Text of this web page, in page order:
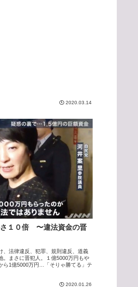
2020.03.14
１０倍 〜違法資金の晋
、法律違反、犯罪、規則違反、道義
。まさに晋犯人。１億5000万円もや
ら1億5000万円…「そりゃ勝てる」テ
2020.01.26